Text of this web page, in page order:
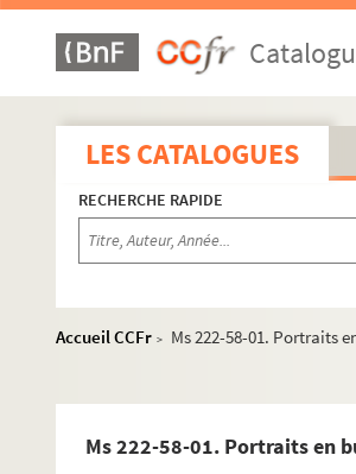
LES CATALOGUES
RECHERCHE RAPIDE
Accueil CCFr >
Ms 222-58-01. Portraits
Ms 222-58-01. Portraits en